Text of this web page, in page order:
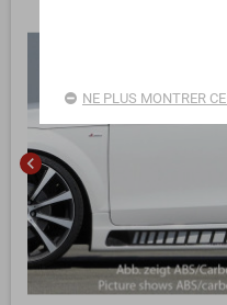
chevron_left
NE PLUS MONTRER